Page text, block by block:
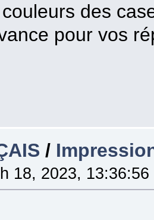
des
pour vos
/
18, 2023, 13:36:56